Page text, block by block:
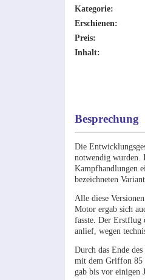
Kategorie:
Erschienen:
Preis:
Inhalt:
Besprechung
Die
notwendig wurden.
Kampfhandlungen
bezeichneten
Alle diese
Motor ergab sich
fasste. Der Erstflug
anlief, wegen
Durch das Ende
mit dem Griffon 85
gab bis vor einigen